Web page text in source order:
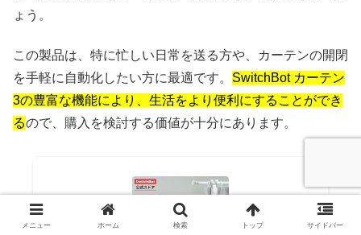
ょう。
この製品は、特に忙しい日常を送る方や、カーテンの開閉
を手軽に自動化したい方に最適です。 SwitchBot カーテン
3の豊富な機能により、生活をより便利にすることができ
るので、購入を検討する価値が十分にあります。
メニュー ホーム 検索 トップ サイドバー